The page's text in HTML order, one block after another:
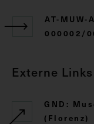
AT-MUW-
000002/
Externe Links
GND:
(Florenz)